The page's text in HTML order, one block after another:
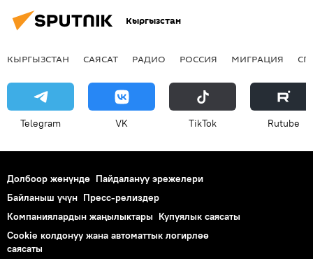
Кыргызстан
КЫРГЫЗСТАН САЯСАТ РАДИО РОССИЯ МИГРАЦИЯ
Telegram VK ТikТоk Rutube
Долбоор жөнүндө Пайдалануу эрежелери
Байланыш үчүн Пресс-релиздер
Компаниялардын жаңылыктары Купуялык саясаты
Cookie колдонуу жана автоматтык логирлөө
саясаты